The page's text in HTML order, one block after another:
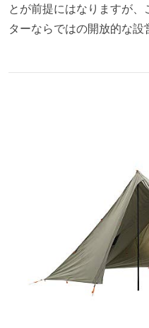
とが前提にはなりますが
ターならではの開放的な設